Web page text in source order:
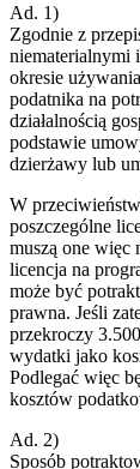
Ad. 1)
Zgodnie z
niematerialnymi
okresie
podatnika na
działalnością
podstawie
dzierżawy lub
W
poszczególne
muszą one więc
licencja na
może być
prawna. Jeśli
przekroczy
wydatki jako
Podlegać więc
kosztów
Ad. 2)
Sposób